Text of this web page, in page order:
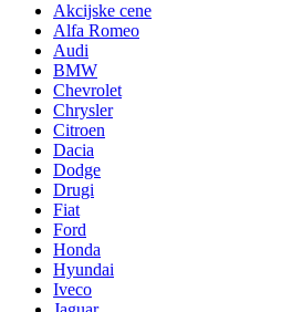
Akcijske cene
Alfa Romeo
Audi
BMW
Chevrolet
Chrysler
Citroen
Dacia
Dodge
Drugi
Fiat
Ford
Honda
Hyundai
Iveco